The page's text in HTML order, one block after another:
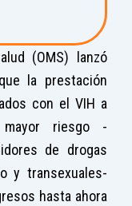
(OMS) lanzó
la prestación
con el VIH a
riesgo -
de drogas
y transexuales-
hasta ahora